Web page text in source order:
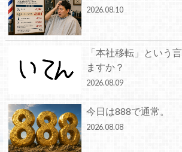
2026.08.10
「本社移転」という
ますか？
2026.08.09
今日は888で通常。
2026.08.08